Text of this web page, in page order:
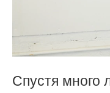
Спустя много